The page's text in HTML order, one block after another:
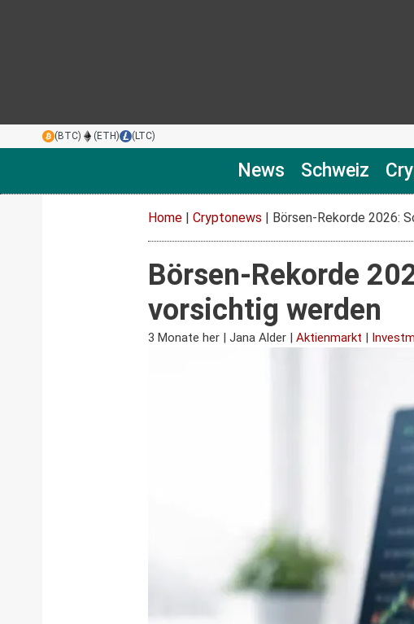
(BTC) (ETH) (LTC)
News Schweiz
Home | Cryptonews | Börsen-Rekorde 2026:
Börsen-Rekorde
vorsichtig werden
3 Monate her | Jana Alder | Aktienmarkt |